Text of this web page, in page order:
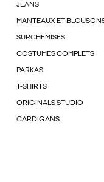
JEANS
MANTEAUX ET
SURCHEMISES
COSTUMES COMPLETS
PARKAS
T-SHIRTS
ORIGINALS STUDIO
CARDIGANS